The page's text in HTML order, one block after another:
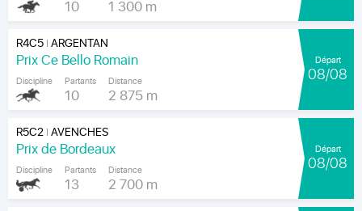
10 1 300 m
R4C5|ARGENTAN
Prix Ce Bello Romain
Discipline Partants
10
Distance
2 875 m
Départ
08/08
R5C2|AVENCHES
Prix de Bordeaux
Discipline Partants
13
Distance
2 700 m
Départ
08/08